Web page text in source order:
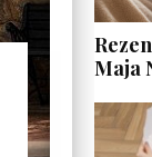
Maja